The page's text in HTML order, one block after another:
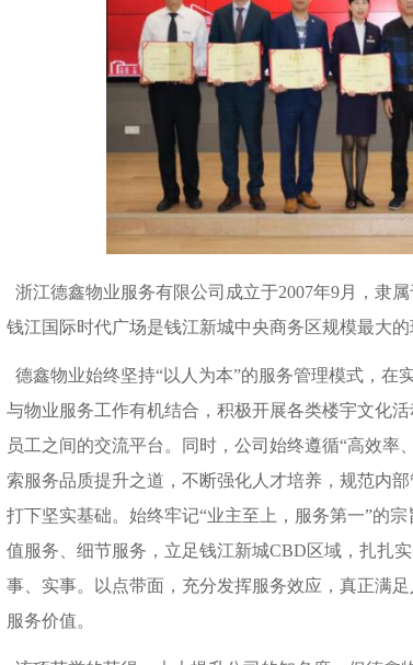
浙江德鑫物业服务有限公司成立于2007年9月，隶
钱江国际时代广场是钱江新城中央商务区规模最大的
德鑫物业始终坚持“以人为本”的服务管理模式，在
与物业服务工作有机结合，积极开展各类楼宇文化
员工之间的交流平台。同时，公司始终遵循“高效率
索服务品质提升之道，不断强化人才培养，规范内
打下坚实基础。始终牢记“业主至上，服务第一”的
值服务、细节服务，立足钱江新城CBD区域，扎扎
事、实事。以点带面，充分发挥服务效应，真正满
服务价值。